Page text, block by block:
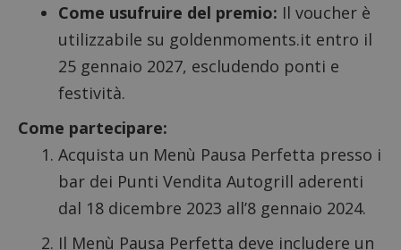
Come usufruire del premio: Il voucher è
utilizzabile su goldenmoments.it entro il
25 gennaio 2027, escludendo ponti e
festività.
Come partecipare:
Acquista un Menù Pausa Perfetta presso i
bar dei Punti Vendita Autogrill aderenti
dal 18 dicembre 2023 all’8 gennaio 2024.
Il Menù Pausa Perfetta deve includere un